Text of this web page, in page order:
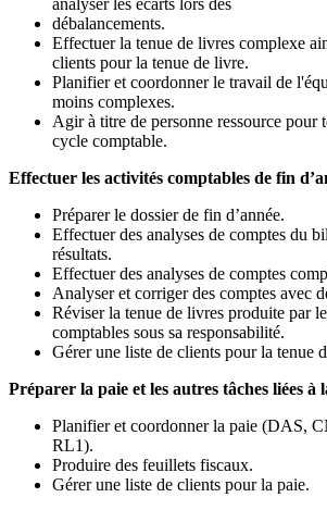
analyser les écarts lors des
débalancements.
Effectuer la tenue de livres complexe
clients pour la tenue de livre.
Planifier et coordonner le travail de
moins complexes.
Agir à titre de personne ressource pour
cycle comptable.
Effectuer les activités comptables de fin
Préparer le dossier de fin d’année.
Effectuer des analyses de comptes du
résultats.
Effectuer des analyses de comptes
Analyser et corriger des comptes avec
Réviser la tenue de livres produite par
comptables sous sa responsabilité.
Gérer une liste de clients pour la tenue
Préparer la paie et les autres tâches liées à
Planifier et coordonner la paie (DAS,
RL1).
Produire des feuillets fiscaux.
Gérer une liste de clients pour la paie.